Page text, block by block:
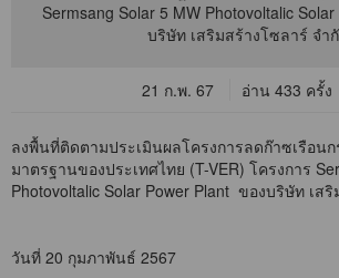
21 ก.พ. 67 อ่าน 433 ครั้ง
ลงพื้นที่ติดตามประเมินผลโครงการลดก๊าซเรือน
มาตรฐานของประเทศไทย (T-VER) โครงการ
Photovoltalic Solar Power Plant ของบริษัท เส
วันที่ 20 กุมภาพันธ์ 2567